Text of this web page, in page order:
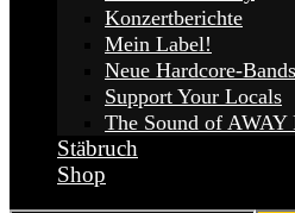
Konzertberichte
Mein Label!
Neue Hardcore-Bands
Support Your Locals
The Sound of
Stäbruch
Shop